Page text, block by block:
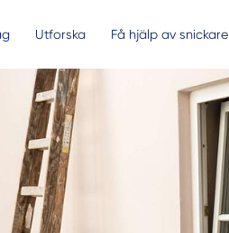
Utforska Få hjälp av snickare